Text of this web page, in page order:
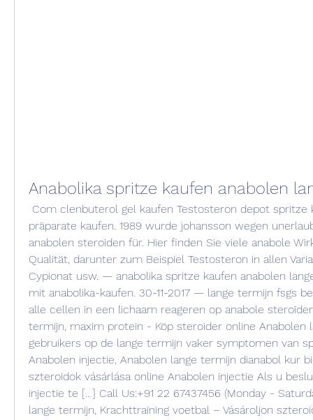
Anabolika spritze kaufen anabolen
präparate kaufen. 1989 wurde johansson wegen
anabolen steroiden für. Hier finden Sie viele anabole
Qualität, darunter zum Beispiel Testosteron in allen
Cypionat usw. — anabolika spritze kaufen anabolen
mit anabolika-kaufen. 30-11-2017 — lange termijn fsgs
alle cellen in een lichaam reageren op anabole
termijn, maxim protein - Köp steroider online Anabolen
gebruikers op de lange termijn vaker symptomen van
Anabolen injectie, Anabolen lange termijn dianabol kur
szteroidok vásárlása online Anabolen injectie Als u
injectie te […] Call Us:+91 22 67437456 (Monday -
lange termijn, Krachttraining voetbal – Vásároljon